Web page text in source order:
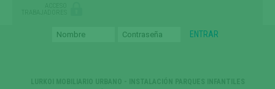
ACCESO
TRABAJADORES